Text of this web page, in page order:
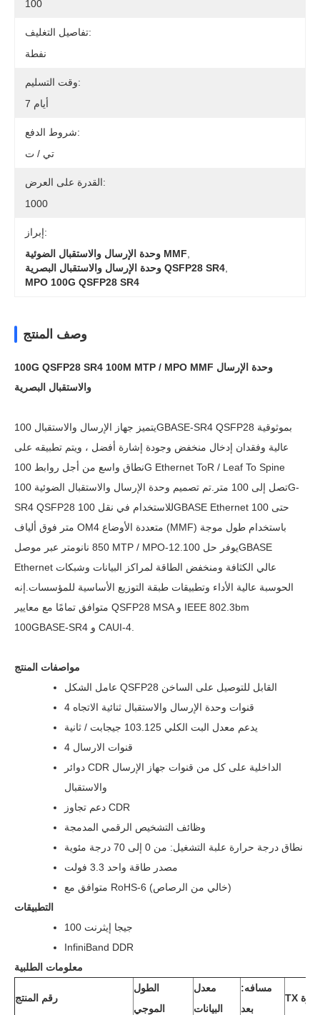
100
تفاصيل التغليف:
نفطة
وقت التسليم:
7 أيام
شروط الدفع:
تي / ت
القدرة على العرض:
1000
إبراز:
وحدة الإرسال والاستقبال الضوئية MMF
وحدة الإرسال والاستقبال البصرية QSFP28 SR4
MPO 100G QSFP28 SR4
وصف المنتج
100G QSFP28 SR4 100M MTP / MPO MMF وحدة الإرسال
والاستقبال البصرية
يتميز جهاز الإرسال والاستقبال 100GBASE-SR4 QSFP28 بموثوقية
عالية وفقدان إدخال منخفض وجودة إشارة أفضل ، ويتم تطبيقه على
نطاق واسع من أجل روابط 100G Ethernet ToR / Leaf To Spine
تصل إلى 100 متر.تم تصميم وحدة الإرسال والاستقبال الضوئية 100G-
SR4 QSFP28 للاستخدام في نقل 100GBASE Ethernet حتى 100
متر فوق ألياف OM4 متعددة الأوضاع (MMF) باستخدام طول موجة
850 نانومتر عبر موصل MTP / MPO-12.يوفر حل 100GBASE
Ethernet عالي الكثافة ومنخفض الطاقة لمراكز البيانات وشبكات
الحوسبة عالية الأداء وتطبيقات طبقة التوزيع الأساسية للمؤسسات.إنه
متوافق تمامًا مع معايير QSFP28 MSA و IEEE 802.3bm
100GBASE-SR4 و CAUI-4.
مواصفات المنتج
عامل الشكل QSFP28 القابل للتوصيل على الساخن
4 قنوات وحدة الإرسال والاستقبال ثنائية الاتجاه
يدعم معدل البت الكلي 103.125 جيجابت / ثانية
4 قنوات الارسال
دوائر CDR الداخلية على كل من قنوات جهاز الإرسال
والاستقبال
دعم تجاوز CDR
وظائف التشخيص الرقمي المدمجة
نطاق درجة حرارة علبة التشغيل: من 0 إلى 70 درجة مئوية
مصدر طاقة واحد 3.3 فولت
متوافق مع RoHS-6 (خالي من الرصاص)
التطبيقات
100 جيجا إيثرنت
InfiniBand DDR
معلومات الطلبية
رقم المنتج
الطول
الموجي
معدل
البيانات
مسافه:
بعد
TX قوة